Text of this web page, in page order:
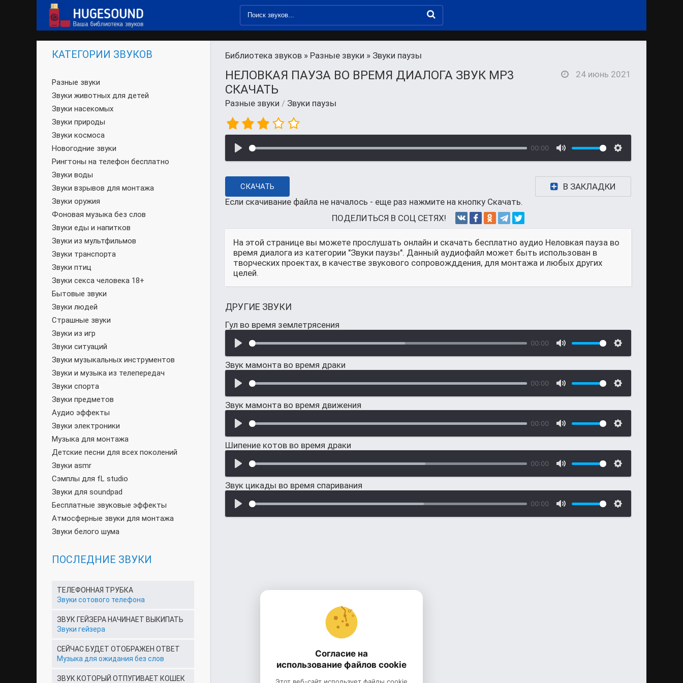
Библиотека звуков » Разные звуки » Звуки паузы
НЕЛОВКАЯ ПАУЗА ВО ВРЕМЯ ДИАЛОГА ЗВУК MP3
СКАЧАТЬ
Разные звуки / Звуки паузы
24 июнь 2021
00:00
СКАЧАТЬ
В ЗАКЛАДКИ
Если скачивание файла не началось - еще раз нажмите на кнопку Скачать.
ПОДЕЛИТЬСЯ В СОЦ СЕТЯХ!
На этой странице вы можете прослушать онлайн и скачать бесплатно аудио Неловкая пауза во
время диалога из категории "Звуки паузы". Данный аудиофайл может быть использован в
творческих проектах, в качестве звукового сопровожддения, для монтажа и любых других
целей.
ДРУГИЕ ЗВУКИ
Гул во время землетрясения
00:00
Звук мамонта во время драки
00:00
Звук мамонта во время движения
00:00
Шипение котов во время драки
00:00
Звук цикады во время спаривания
00:00
КАТЕГОРИИ ЗВУКОВ
Разные звуки
Звуки животных для детей
Звуки насекомых
Звуки природы
Звуки космоса
Новогодние звуки
Рингтоны на телефон бесплатно
Звуки воды
Звуки взрывов для монтажа
Звуки оружия
Фоновая музыка без слов
Звуки еды и напитков
Звуки из мультфильмов
Звуки транспорта
Звуки птиц
Звуки секса человека 18+
Бытовые звуки
Звуки людей
Страшные звуки
Звуки из игр
Звуки ситуаций
Звуки музыкальных инструментов
Звуки и музыка из телепередач
Звуки спорта
Звуки предметов
Аудио эффекты
Звуки электроники
Музыка для монтажа
Детские песни для всех поколений
Звуки asmr
Сэмплы для fL studio
Звуки для soundpad
Бесплатные звуковые эффекты
Атмосферные звуки для монтажа
Звуки белого шума
ПОСЛЕДНИЕ ЗВУКИ
ТЕЛЕФОННАЯ ТРУБКА
Звуки сотового телефона
ЗВУК ГЕЙЗЕРА НАЧИНАЕТ ВЫКИПАТЬ
Звуки гейзера
СЕЙЧАС БУДЕТ ОТОБРАЖЕН ОТВЕТ
Музыка для ожидания без слов
ЗВУК КОТОРЫЙ ОТПУГИВАЕТ КОШЕК
Согласие на
использование файлов cookie